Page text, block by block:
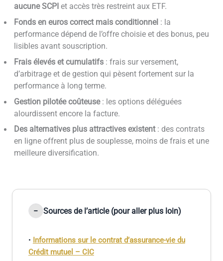
aucune SCPI et accès très restreint aux ETF.
Fonds en euros correct mais conditionnel : la
performance dépend de l’offre choisie et des bonus, peu
lisibles avant souscription.
Frais élevés et cumulatifs: frais sur versement,
d’arbitrage et de gestion qui pèsent fortement sur la
performance à long terme.
Gestion pilotée coûteuse: les options déléguées
alourdissent encore la facture.
Des alternatives plus attractives existent: des contrats
en ligne offrent plus de souplesse, moins de frais et une
meilleure diversification.
Sources de l’article (pour aller plus loin)
• Informations sur le contrat d’assurance-vie du
Crédit mutuel – CIC